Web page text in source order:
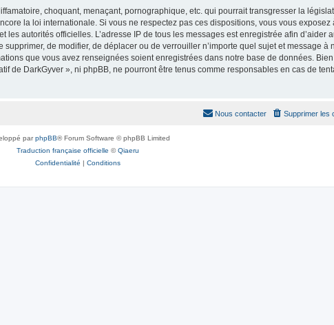
choquant, menaçant, pornographique, etc. qui pourrait transgresser la
la loi internationale. Si vous ne respectez pas ces dispositions, vous vous
les autorités officielles. L’adresse IP de tous les messages est enregistrée afin d’aider
de modifier, de déplacer ou de verrouiller n’importe quel sujet et message à
que vous avez renseignées soient enregistrées dans notre base de données.
de DarkGyver », ni phpBB, ne pourront être tenus comme responsables en cas de
Supprimer les
Nous contacter
parphpBB® Forum Software © phpBB Limited
Traduction française officielle ©Qiaeru
Confidentialité | Conditions